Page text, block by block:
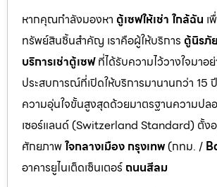
หากคุณกำลังมองหา ตู้เซฟให้เช่า ใกล้ฉัน เ
ทรัพย์สินชิ้นสำคัญ เราคือผู้ให้บริการ ตู้นิรภั
บริการเช่าตู้เซฟที่ได้รับความไว้วางใจมาอ
ประสบการณ์ที่เปิดให้บริการมานานกว่า 15
ความอุ่นใจขั้นสูงสุดด้วยมาตรฐานความปล
เซอร์แลนด์ (Switzerland Standard) ตั้ง
ศักยภาพใจกลางเมือง กรุงเทพ(กทม. /
อาคารยูไนเต็ดเซ็นเตอร์ ถนนสีลม